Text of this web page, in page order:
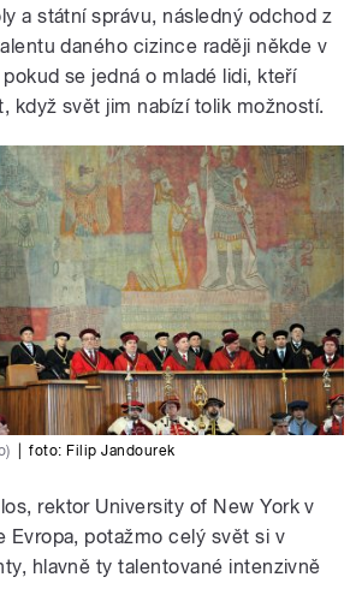
a státní správu, následný odchod z
daného cizince raději někde v
se jedná o mladé lidi, kteří
když svět jim nabízí tolik možností.
foto: Filip Jandourek
rektor University of New York v
Evropa, potažmo celý svět si v
hlavně ty talentované intenzivně